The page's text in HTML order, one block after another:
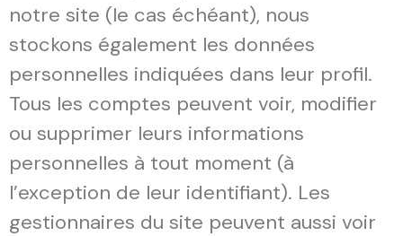
notre site (le cas échéant), nous
stockons également les données
personnelles indiquées dans leur profil.
Tous les comptes peuvent voir, modifier
ou supprimer leurs informations
personnelles à tout moment (à
l’exception de leur identifiant). Les
gestionnaires du site peuvent aussi voir